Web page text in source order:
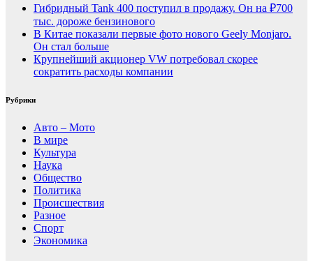
Гибридный Tank 400 поступил в продажу. Он на ₽700
тыс. дороже бензинового
В Китае показали первые фото нового Geely Monjaro.
Он стал больше
Крупнейший акционер VW потребовал скорее
сократить расходы компании
Рубрики
Авто – Мото
В мире
Культура
Наука
Общество
Политика
Происшествия
Разное
Спорт
Экономика